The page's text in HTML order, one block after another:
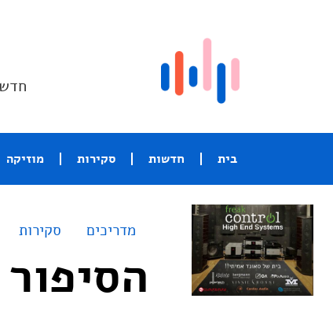
בית חדשות סקירות מוזיקה
מדריכים סקירות
הסיפור